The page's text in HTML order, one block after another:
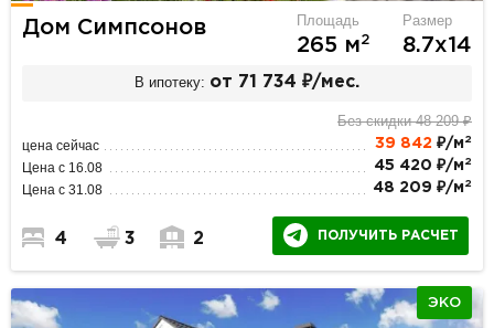
Дом Симпсонов Площадь
265 м2
Размер
8.7х14
В ипотеку: от 71 734 ₽/мес.
Без скидки 48 209 ₽
цена сейчас 39 842 ₽/м 2
Цена с 16.08 45 420 ₽/м 2
Цена с 31.08 48 209 ₽/м 2
4 3 2 ПОЛУЧИТЬ РАСЧЕТ
ЭКО